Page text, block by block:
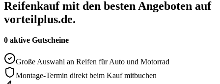
Reifenkauf mit den besten Angeboten auf
vorteilplus.de.
0 aktive Gutscheine
Große Auswahl an Reifen für Auto und Motorrad
Montage-Termin direkt beim Kauf mitbuchen